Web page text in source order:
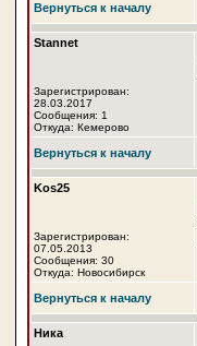
Вернуться к началу
Stannet
Зарегистрирован:
28.03.2017
Сообщения: 1
Откуда: Кемерово
Вернуться к началу
Kos25
Зарегистрирован:
07.05.2013
Сообщения: 30
Откуда: Новосибирск
Вернуться к началу
Ника